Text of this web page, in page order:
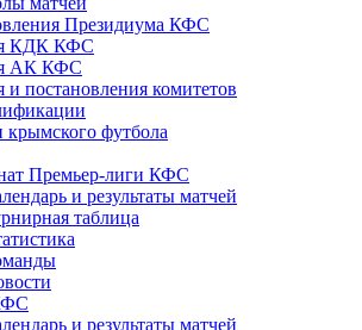
Президиума КФС
КДК КФС
АК КФС
и постановления комитетов
крымского футбола
Премьер-лиги КФС
и результаты матчей
таблица
и результаты матчей